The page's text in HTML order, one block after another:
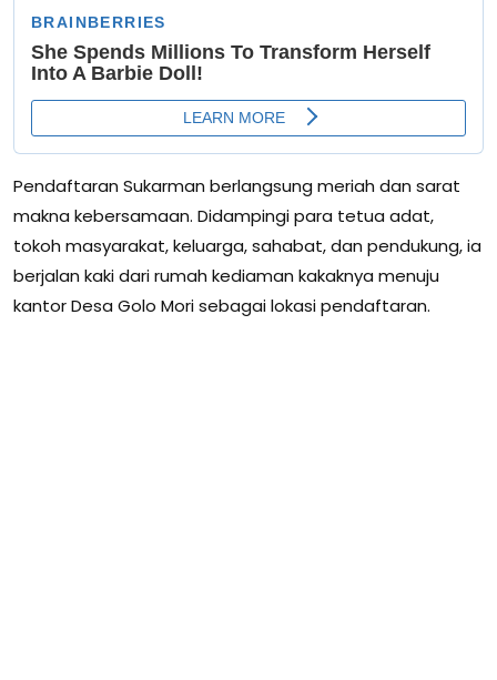
Pendaftaran Sukarman berlangsung meriah dan sarat
makna kebersamaan. Didampingi para tetua adat,
tokoh masyarakat, keluarga, sahabat, dan pendukung, ia
berjalan kaki dari rumah kediaman kakaknya menuju
kantor Desa Golo Mori sebagai lokasi pendaftaran.